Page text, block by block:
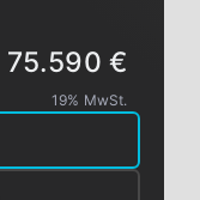
75.590 €
19% MwSt.